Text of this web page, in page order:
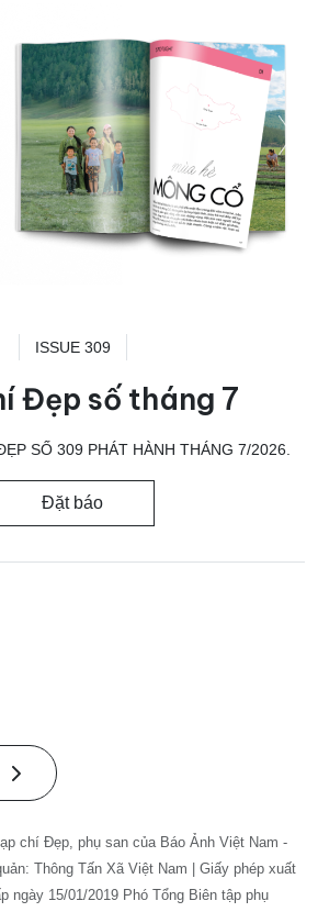
ISSUE 309
Đẹp số tháng 7
SỐ 309 PHÁT HÀNH THÁNG 7/2026.
Đặt báo
chí Đẹp, phụ san của Báo Ảnh Việt Nam -
Thông Tấn Xã Việt Nam | Giấy phép xuất
ngày 15/01/2019 Phó Tổng Biên tập phụ